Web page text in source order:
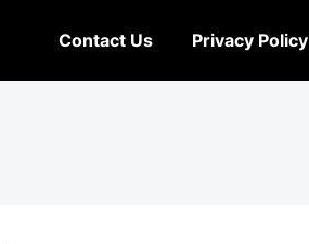
Contact Us Privacy Policy